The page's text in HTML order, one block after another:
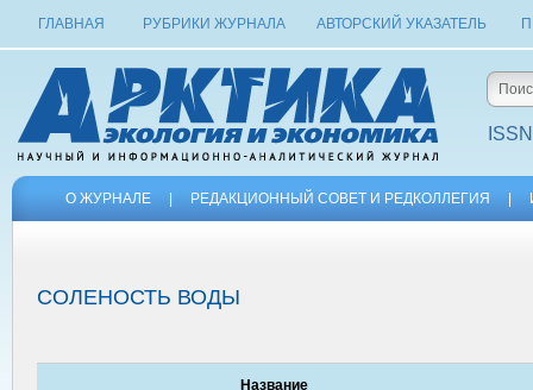
ГЛАВНАЯ РУБРИКИ ЖУРНАЛА АВТОРСКИЙ УКАЗАТЕЛЬ
О ЖУРНАЛЕ РЕДАКЦИОННЫЙ СОВЕТ И РЕДКОЛЛЕГИЯ
СОЛЕНОСТЬ ВОДЫ
Название